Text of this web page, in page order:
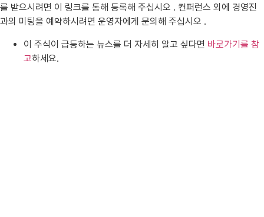
를 받으시려면 이 링크를 통해 등록해 주십시오 . 컨퍼런스 외에 경영진
과의 미팅을 예약하시려면 운영자에게 문의해 주십시오 .
이 주식이 급등하는 뉴스를 더 자세히 알고 싶다면 바로가기를 참
고하세요.